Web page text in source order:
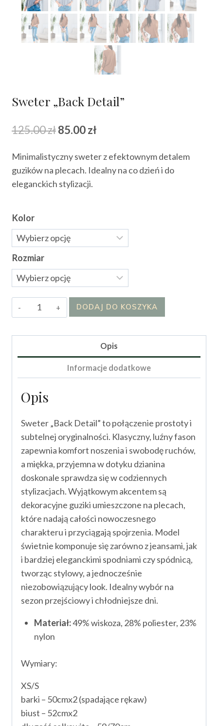
Sweter „Back Detail”
125.00złPierwotna
wynosiła:
125.00 zł.
85.00zł
wynosi:
Minimalistyczny sweter z efektownym detalem
guzików na plecach. Idealny na co dzień i do
eleganckich stylizacji.
Kolor
Rozmiar
ilość
Sweter
DODAJ DO KOSZYKA
Opis
Informacje dodatkowe
Opis
Sweter „Back Detail” to połączenie prostoty i
subtelnej oryginalności. Klasyczny, luźny fason
zapewnia komfort noszenia i swobodę ruchów,
a miękka, przyjemna w dotyku dzianina
doskonale sprawdza się w codziennych
stylizacjach. Wyjątkowym akcentem są
dekoracyjne guziki umieszczone na plecach,
które nadają całości nowoczesnego
charakteru i przyciągają spojrzenia. Model
świetnie komponuje się zarówno z jeansami, jak
i bardziej eleganckimi spodniami czy spódnicą,
tworząc stylowy, a jednocześnie
niezobowiązujący look. Idealny wybór na
sezon przejściowy i chłodniejsze dni.
Materiał:49% wiskoza, 28% poliester, 23%
nylon
Wymiary:
XS/S
barki – 50cmx2 (spadające rękaw)
biust – 52cmx2